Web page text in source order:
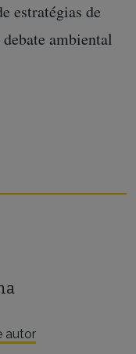
estratégias de
ambiental
autor